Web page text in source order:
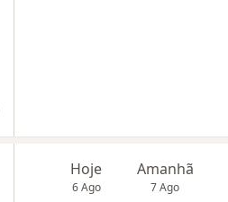
Hoje
6 Ago
Amanhã
7 Ago